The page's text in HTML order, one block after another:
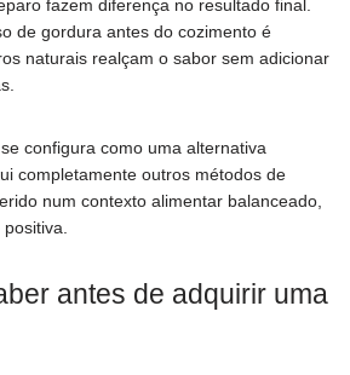
fazem diferença no resultado final.
de gordura antes do cozimento é
naturais realçam o sabor sem adicionar
configura como uma alternativa
completamente outros métodos de
num contexto alimentar balanceado,
antes de adquirir uma